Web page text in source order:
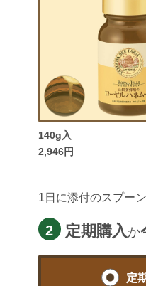
140g入
2,946円
1日に添付のスプー
2 定期購入 か
定